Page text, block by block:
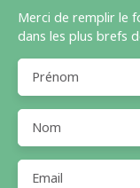
Merci de remplir le
dans les plus brefs
Prénom
Nom
Email